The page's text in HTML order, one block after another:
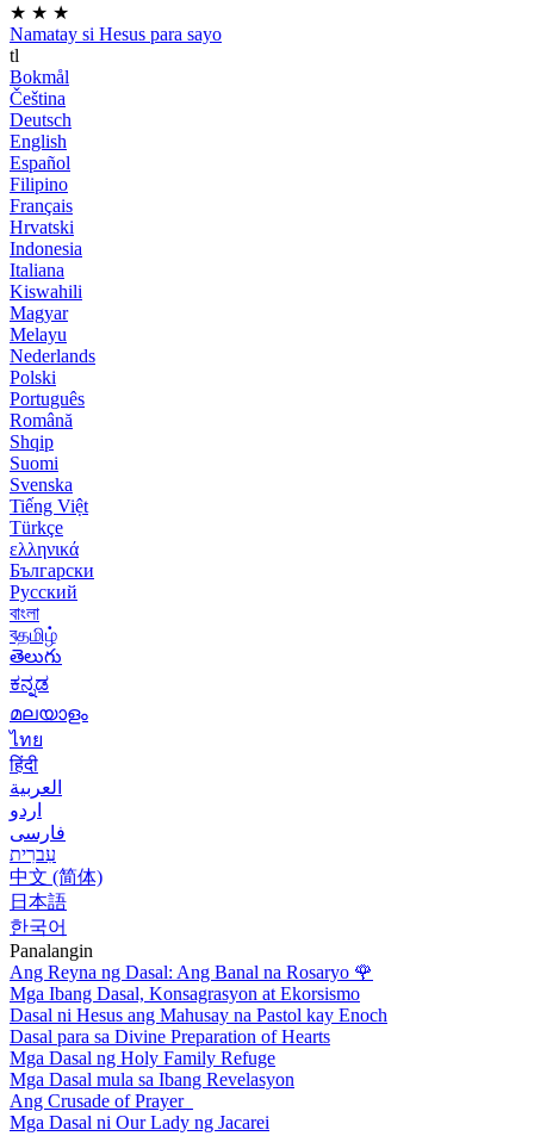
★ ★ ★
Namatay si Hesus para sayo
tl
Bokmål
Čeština
Deutsch
English
Español
Filipino
Français
Hrvatski
Indonesia
Italiana
Kiswahili
Magyar
Melayu
Nederlands
Polski
Português
Română
Shqip
Suomi
Svenska
Tiếng Việt
Türkçe
ελληνικά
Български
Русский
বাংলা
বதமிழ்
తెలుగు
ಕನ್ನಡ
മലയാളം
ไทย
हिंदी
العربية
اردو
فارسی
עִברִית
中文 (简体)
日本語
한국어
Panalangin
Ang Reyna ng Dasal: Ang Banal na Rosaryo 🌹
Mga Ibang Dasal, Konsagrasyon at Ekorsismo
Dasal ni Hesus ang Mahusay na Pastol kay Enoch
Dasal para sa Divine Preparation of Hearts
Mga Dasal ng Holy Family Refuge
Mga Dasal mula sa Ibang Revelasyon
Ang Crusade of Prayer
Mga Dasal ni Our Lady ng Jacarei